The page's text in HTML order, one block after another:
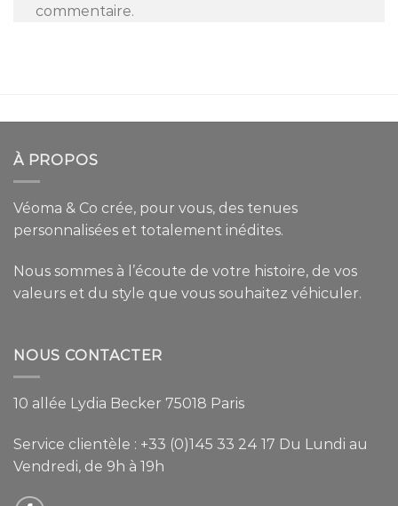
commentaire.
À PROPOS
Véoma & Co crée, pour vous, des tenues
personnalisées et totalement inédites.
Nous sommes à l’écoute de votre histoire, de vos
valeurs et du style que vous souhaitez véhiculer.
NOUS CONTACTER
10 allée Lydia Becker 75018 Paris
Service clientèle : +33 (0)145 33 24 17 Du Lundi au
Vendredi, de 9h à 19h